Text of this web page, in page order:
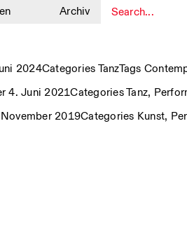
Archiv
2024Categories TanzTags
4. Juni 2021CategoriesTanz,
2019Categories Kunst,